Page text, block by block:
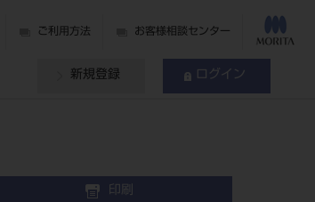
ご利用方法 お客様相談センター
新規登録 ログイン
印刷